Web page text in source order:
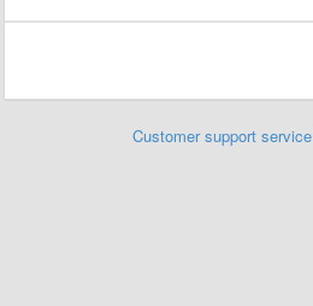
Customer support service